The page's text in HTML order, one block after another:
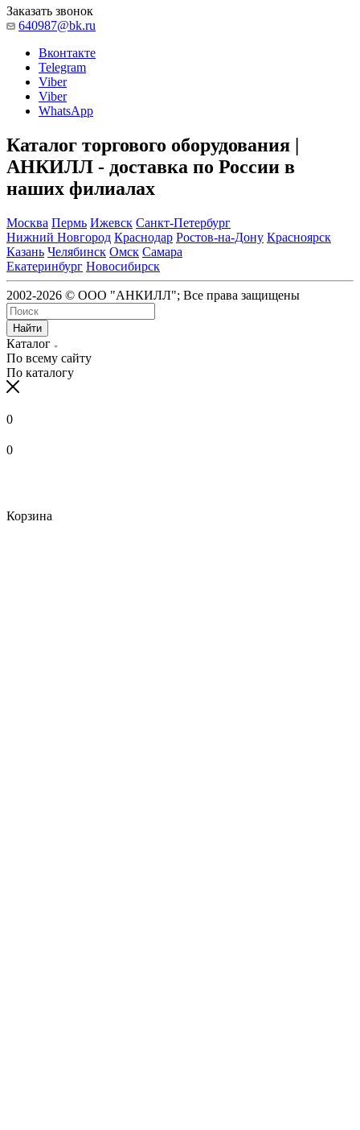
Заказать звонок
640987@bk.ru
Вконтакте
Telegram
Viber
Viber
WhatsApp
Каталог торгового оборудования |
АНКИЛЛ - доставка по России в
наших филиалах
Москва Пермь Ижевск Санкт-Петербург
Нижний Новгород Краснодар Ростов-на-Дону Красноярск
Казань Челябинск Омск Самара
Екатеринбург Новосибирск
2002-2026 © ООО "АНКИЛЛ"; Все права защищены
Найти
Каталог
По всему сайту
По каталогу
0
0
Корзина